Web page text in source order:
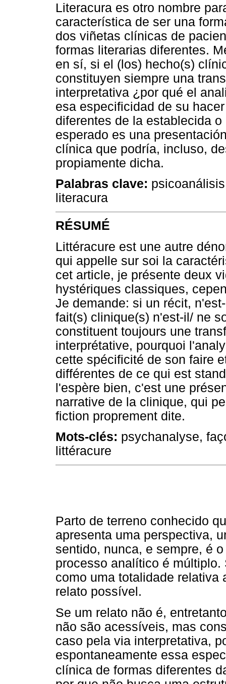
Literacura es otro nombre
característica de ser una
dos viñetas clínicas de
formas literarias diferentes.
en sí, si el (los) hecho(s)
constituyen siempre una
interpretativa ¿por qué el
esa especificidad de su
diferentes de la establecida
esperado es una
clínica que podría, incluso,
propiamente dicha.
Palabras clave:
literacura
RÉSUMÉ
Littéracure est une autre
qui appelle sur soi la
cet article, je présente deux
hystériques classiques,
Je demande: si un récit,
fait(s) clinique(s) n'est-il/ ne
constituent toujours une
interprétative, pourquoi
cette spécificité de son faire
différentes de ce qui est
l'espère bien, c'est une
narrative de la clinique, qui
fiction proprement dite.
Mots-clés: psychanalyse,
littéracure
Parto de terreno conhecido
apresenta uma perspectiva,
sentido, nunca, e sempre, é
processo analítico é
como uma totalidade relativa
relato possível.
Se um relato não é,
não são acessíveis, mas
caso pela via interpretativa,
espontaneamente essa
clínica de formas diferentes